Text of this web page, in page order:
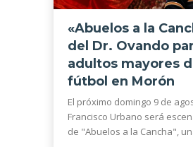
«Abuelos a la
del Dr. Ovando
adultos mayores
fútbol en Morón
El próximo domingo 9 de
Francisco Urbano será
de "Abuelos a la Cancha",